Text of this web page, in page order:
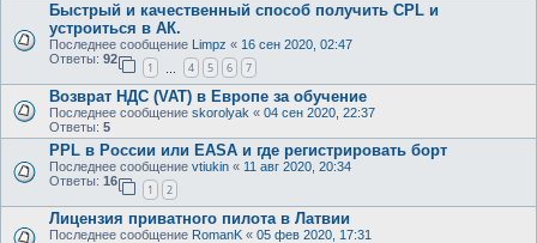
Быстрый и качественный способ получить CPL и
устроиться в АК.
Последнее сообщение Limpz « 16 сен 2020, 02:47
Ответы: 92
1 4 5 6 7
Возврат НДС (VAT) в Европе за обучение
Последнее сообщение skorolyak « 04 сен 2020, 22:37
Ответы: 5
PPL в России или EASA и где регистрировать борт
Последнее сообщение vtiukin « 11 авг 2020, 20:34
Ответы: 16
1 2
Лицензия приватного пилота в Латвии
Последнее сообщение RomanK « 05 фев 2020, 17:31